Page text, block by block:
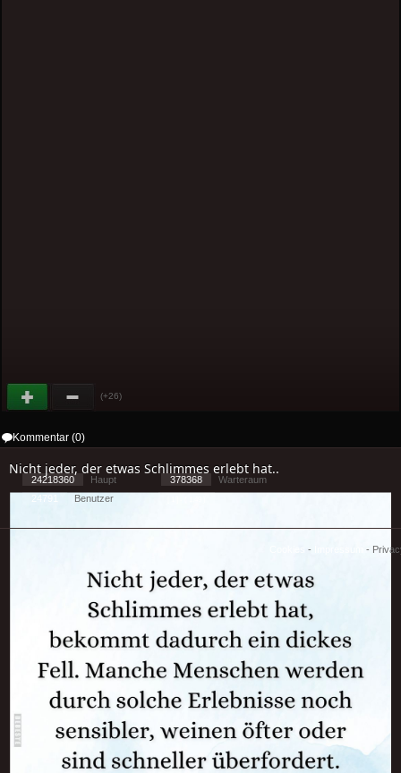
(+26)
Kommentar (0)
Nicht jeder, der etwas Schlimmes erlebt hat..
24218360 Haupt 378368
Warteraum
24791
Benutzer
- -